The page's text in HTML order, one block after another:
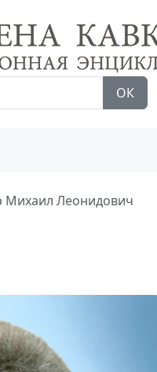
ОК
Михаил Леонидович